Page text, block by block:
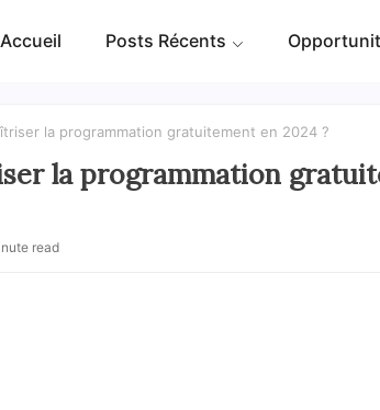
Accueil Posts Récents
la programmation gratuitement en 2024 ?
la programmation
read